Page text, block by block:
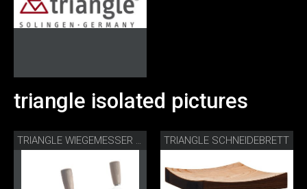
triangle isolated pictures
TRIANGLE WIEGEMESSER MIT BRETT TRIANGLE SCHNEIDEBRETT